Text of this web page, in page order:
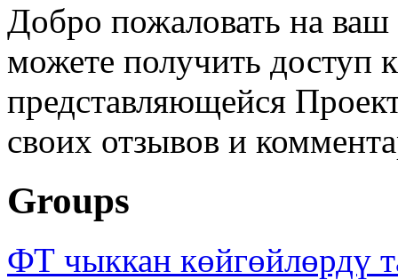
Добро пожаловать на
можете получить доступ
представляющейся
своих отзывов и
Groups
ФТ чыккан көйгөйлөрдү